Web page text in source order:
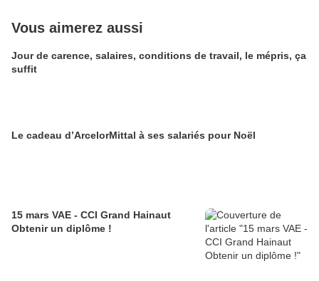
Vous aimerez aussi
Jour de carence, salaires, conditions de travail, le mépris, ça
suffit
Le cadeau d’ArcelorMittal à ses salariés pour Noël
15 mars VAE - CCI Grand Hainaut
Obtenir un diplôme !